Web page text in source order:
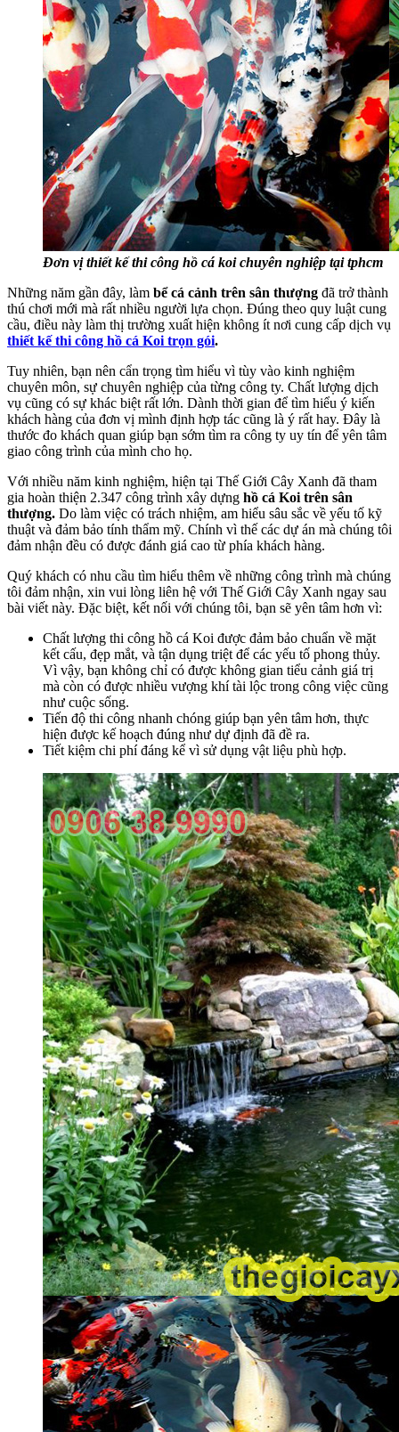
Đơn vị thiết kế thi công hồ cá koi chuyên nghiệp tại tphcm
Những năm gần đây, làm bể cá cảnh trên sân thượng đã trở thành
thú chơi mới mà rất nhiều người lựa chọn. Đúng theo quy luật cung
cầu, điều này làm thị trường xuất hiện không ít nơi cung cấp dịch vụ
thiết kế thi công hồ cá Koi trọn gói.
Tuy nhiên, bạn nên cẩn trọng tìm hiểu vì tùy vào kinh nghiệm
chuyên môn, sự chuyên nghiệp của từng công ty. Chất lượng dịch
vụ cũng có sự khác biệt rất lớn. Dành thời gian để tìm hiểu ý kiến
khách hàng của đơn vị mình định hợp tác cũng là ý rất hay. Đây là
thước đo khách quan giúp bạn sớm tìm ra công ty uy tín để yên tâm
giao công trình của mình cho họ.
Với nhiều năm kinh nghiệm, hiện tại Thế Giới Cây Xanh đã tham
gia hoàn thiện 2.347 công trình xây dựng hồ cá Koi trên sân
thượng. Do làm việc có trách nhiệm, am hiểu sâu sắc về yếu tố kỹ
thuật và đảm bảo tính thẩm mỹ. Chính vì thế các dự án mà chúng tôi
đảm nhận đều có được đánh giá cao từ phía khách hàng.
Quý khách có nhu cầu tìm hiểu thêm về những công trình mà chúng
tôi đảm nhận, xin vui lòng liên hệ với Thế Giới Cây Xanh ngay sau
bài viết này. Đặc biệt, kết nối với chúng tôi, bạn sẽ yên tâm hơn vì:
Chất lượng thi công hồ cá Koi được đảm bảo chuẩn về mặt
kết cấu, đẹp mắt, và tận dụng triệt để các yếu tố phong thủy.
Vì vậy, bạn không chỉ có được không gian tiểu cảnh giá trị
mà còn có được nhiều vượng khí tài lộc trong công việc cũng
như cuộc sống.
Tiến độ thi công nhanh chóng giúp bạn yên tâm hơn, thực
hiện được kế hoạch đúng như dự định đã đề ra.
Tiết kiệm chi phí đáng kể vì sử dụng vật liệu phù hợp.